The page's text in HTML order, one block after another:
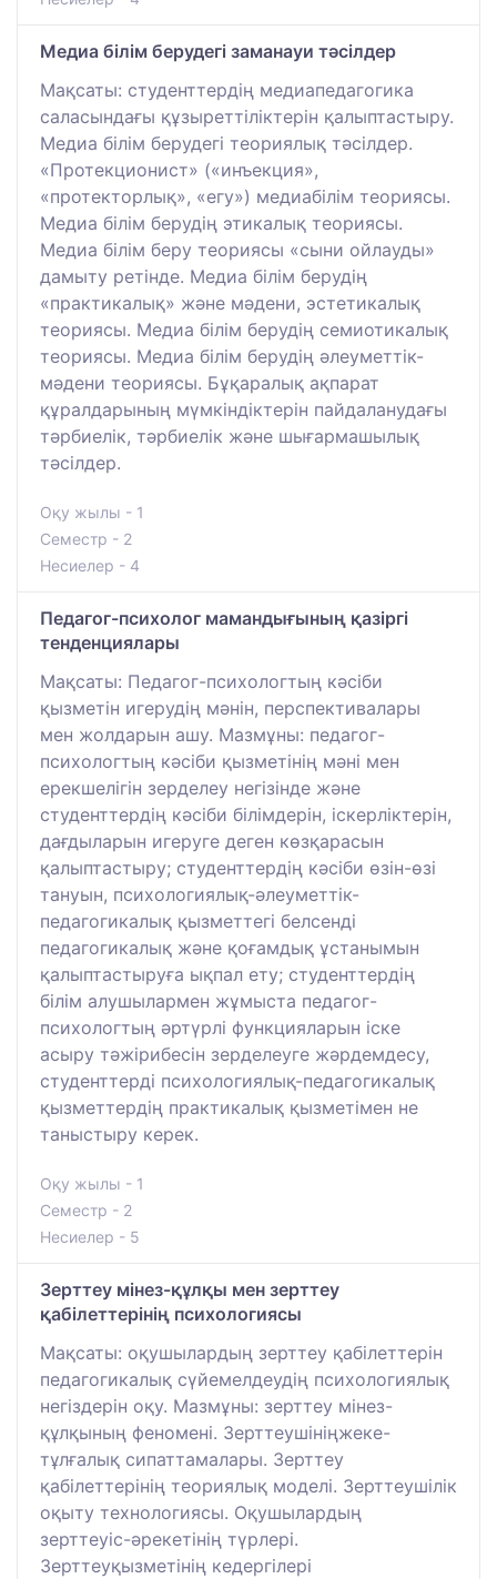
Медиа білім берудегі заманауи тәсілдер
Мақсаты: студенттердің медиапедагогика
саласындағы құзыреттіліктерін қалыптастыру.
Медиа білім берудегі теориялық тәсілдер.
«Протекционист» («инъекция»,
«протекторлық», «егу») медиабілім теориясы.
Медиа білім берудің этикалық теориясы.
Медиа білім беру теориясы «сыни ойлауды»
дамыту ретінде. Медиа білім берудің
«практикалық» және мәдени, эстетикалық
теориясы. Медиа білім берудің семиотикалық
теориясы. Медиа білім берудің әлеуметтік-
мәдени теориясы. Бұқаралық ақпарат
құралдарының мүмкіндіктерін пайдаланудағы
тәрбиелік, тәрбиелік және шығармашылық
тәсілдер.
Оқу жылы - 1
Семестр - 2
Несиелер - 4
Педагог-психолог мамандығының қазіргі
тенденциялары
Мақсаты: Педагог-психологтың кәсіби
қызметін игерудің мәнін, перспективалары
мен жолдарын ашу. Мазмұны: педагог-
психологтың кәсіби қызметінің мәні мен
ерекшелігін зерделеу негізінде және
студенттердің кәсіби білімдерін, іскерліктерін,
дағдыларын игеруге деген көзқарасын
қалыптастыру; студенттердің кәсіби өзін-өзі
тануын, психологиялық-әлеуметтік-
педагогикалық қызметтегі белсенді
педагогикалық және қоғамдық ұстанымын
қалыптастыруға ықпал ету; студенттердің
білім алушылармен жұмыста педагог-
психологтың әртүрлі функцияларын іске
асыру тәжірибесін зерделеуге жәрдемдесу,
студенттерді психологиялық-педагогикалық
қызметтердің практикалық қызметімен не
таныстыру керек.
Оқу жылы - 1
Семестр - 2
Несиелер - 5
Зерттеу мінез-құлқы мен зерттеу
қабілеттерінің психологиясы
Мақсаты: оқушылардың зерттеу қабілеттерін
педагогикалық сүйемелдеудің психологиялық
негіздерін оқу. Мазмұны: зерттеу мінез-
құлқының феномені. Зерттеушініңжеке-
тұлғалық сипаттамалары. Зерттеу
қабілеттерінің теориялық моделі. Зерттеушілік
оқыту технологиясы. Оқушылардың
зерттеуіс-әрекетінің түрлері.
Зерттеуқызметінің кедергілері